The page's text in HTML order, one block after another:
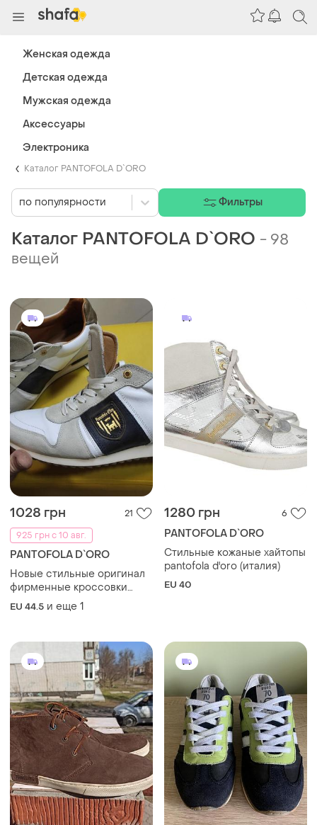
Каталог PANTOFOLA D`ORO
Каталог PANTOFOLA D`ORO - 98
вещей
1028 грн
21
925 грн с 10 авг.
PANTOFOLA D`ORO
Новые стильные оригинал
фирменные кроссовки
кроссовки pantofola d'oro
umito uomo low.45
EU 44.5 и еще 1
1280 грн 6
PANTOFOLA D`ORO
Стильные кожаные хайтопы
pantofola d'oro (италия)
EU 40
по популярности Фильтры
Женская одежда
Детская одежда
Мужская одежда
Аксессуары
Электроника